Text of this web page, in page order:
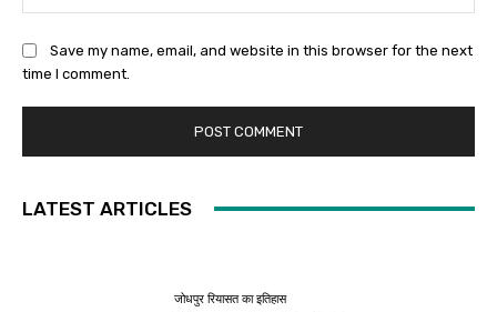
Save my name, email, and website in this browser for the next
time I comment.
LATEST ARTICLES
जोधपुर रियासत का इतिहास